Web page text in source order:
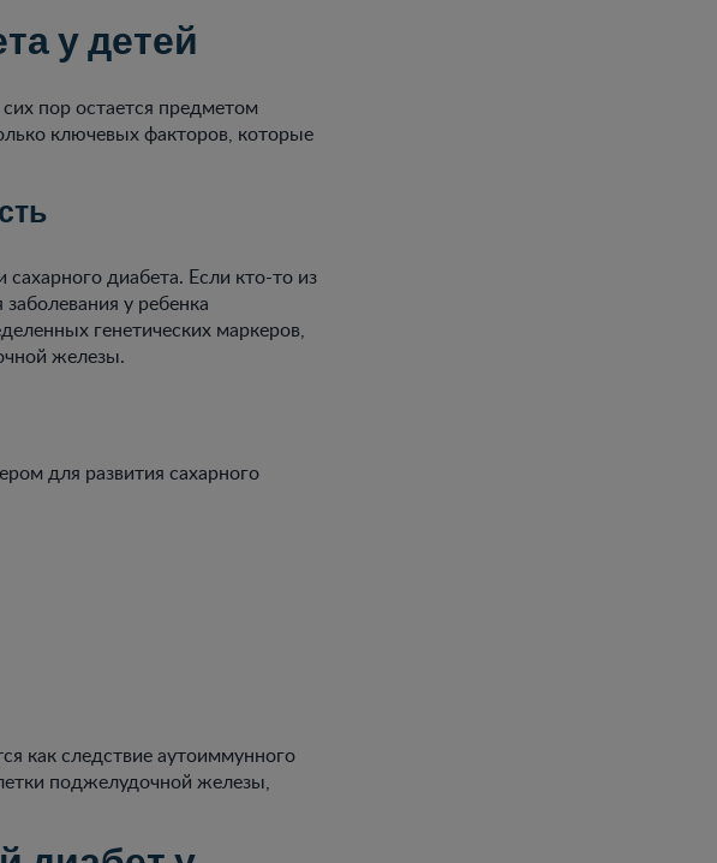
у детей
пор остается предметом
ключевых факторов, которые
диабета. Если кто-то из
у ребенка
генетических маркеров,
железы.
для развития сахарного
как следствие аутоиммунного
поджелудочной железы,